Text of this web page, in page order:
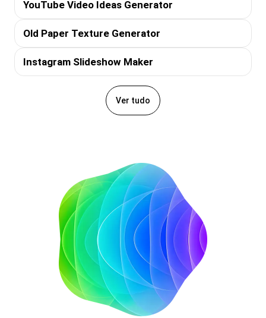
YouTube Video Ideas Generator
Old Paper Texture Generator
Instagram Slideshow Maker
Ver tudo